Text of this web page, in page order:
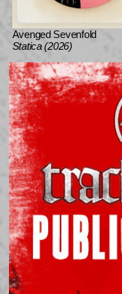
Avenged Sevenfold
Statica (2026)